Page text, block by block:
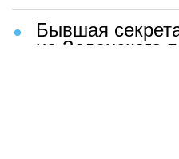
Бывшая
на Зеленского